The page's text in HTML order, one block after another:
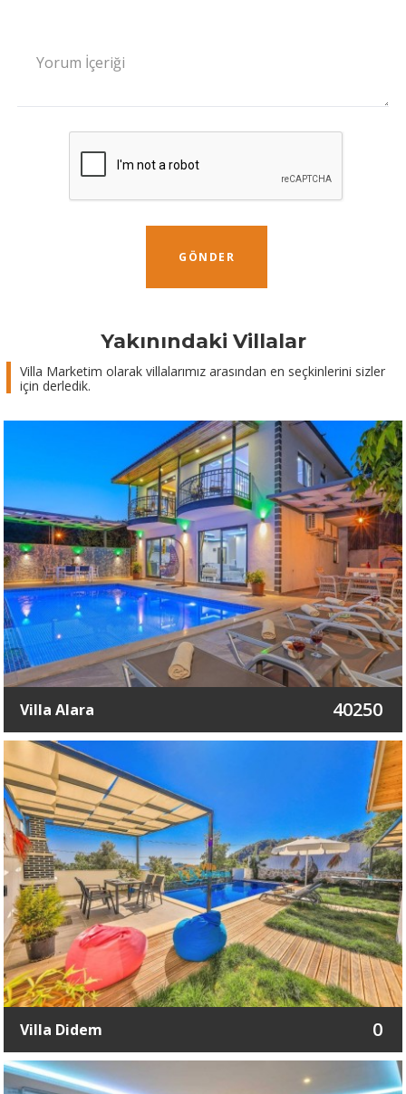
Yorum İçeriği
GÖNDER
Yakınındaki Villalar
Villa Marketim olarak villalarımız arasından en seçkinlerini sizler
için derledik.
Villa Alara 40250
Villa Didem 0